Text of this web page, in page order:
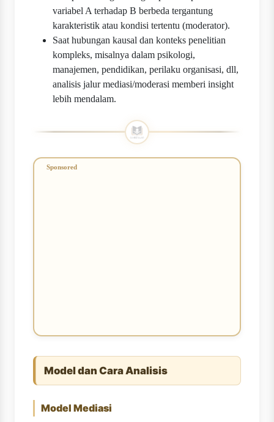
variabel A terhadap B berbeda tergantung
karakteristik atau kondisi tertentu (moderator).
Saat hubungan kausal dan konteks penelitian
kompleks, misalnya dalam psikologi,
manajemen, pendidikan, perilaku organisasi, dll,
analisis jalur mediasi/moderasi memberi insight
lebih mendalam.
Model dan Cara Analisis
Model Mediasi